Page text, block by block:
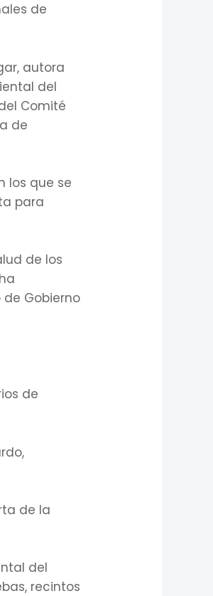
de
autora
del
Comité
de
los que se
para
de los
Gobierno
de
de la
del
recintos